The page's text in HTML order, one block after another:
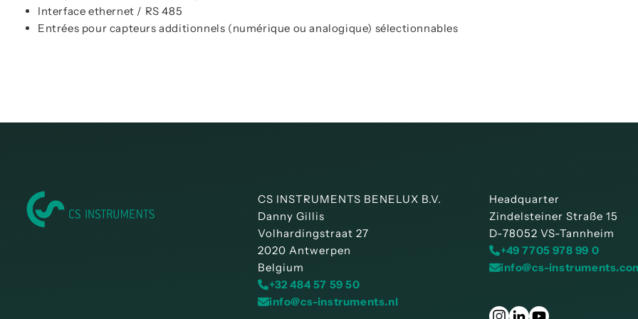
Interface ethernet / RS 485
Entrées pour capteurs additionnels (numérique ou analogique) sélectionnables
CS INSTRUMENTS BENELUX B.V.
Danny Gillis
Volhardingstraat 27
2020 Antwerpen
Belgium
+32 484 57 59 50
info@cs-instruments.nl
Headquarter
Zindelsteiner Straße 15
D-78052 VS-Tannheim
+49 7705 978 99 0
info@cs-